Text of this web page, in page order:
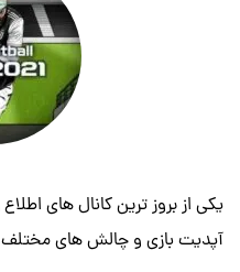
آپدیت بازی و چالش های مختلف